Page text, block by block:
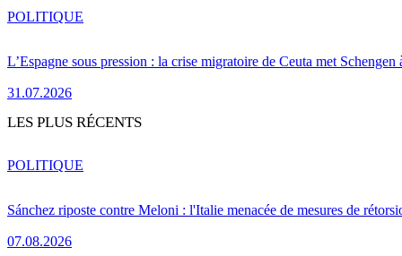
L’Espagne sous pression : la crise migratoire de Ceuta met Schengen
31.07.2026
POLITIQUE
LES PLUS RÉCENTS
Sánchez riposte contre Meloni : l'Italie menacée de mesures de
07.08.2026
POLITIQUE